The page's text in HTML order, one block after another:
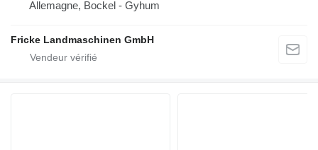
Allemagne, Bockel - Gyhum
Fricke Landmaschinen GmbH